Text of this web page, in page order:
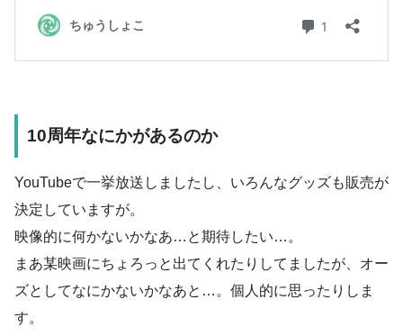
10周年なにかがあるのか
YouTubeで一挙放送しましたし、いろんなグッズも販売が
決定していますが。
映像的に何かないかなあ…と期待したい…。
まあ某映画にちょろっと出てくれたりしてましたが、オー
ズとしてなにかないかなあと…。個人的に思ったりしま
す。